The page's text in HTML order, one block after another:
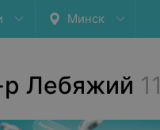
Минск
р Лебяжий 11